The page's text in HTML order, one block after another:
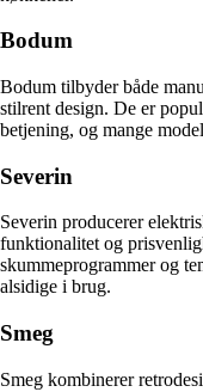
Bodum
Bodum tilbyder både
stilrent design. De er
betjening, og mange
Severin
Severin producerer
funktionalitet og
skummeprogrammer og
alsidige i brug.
Smeg
Smeg kombinerer